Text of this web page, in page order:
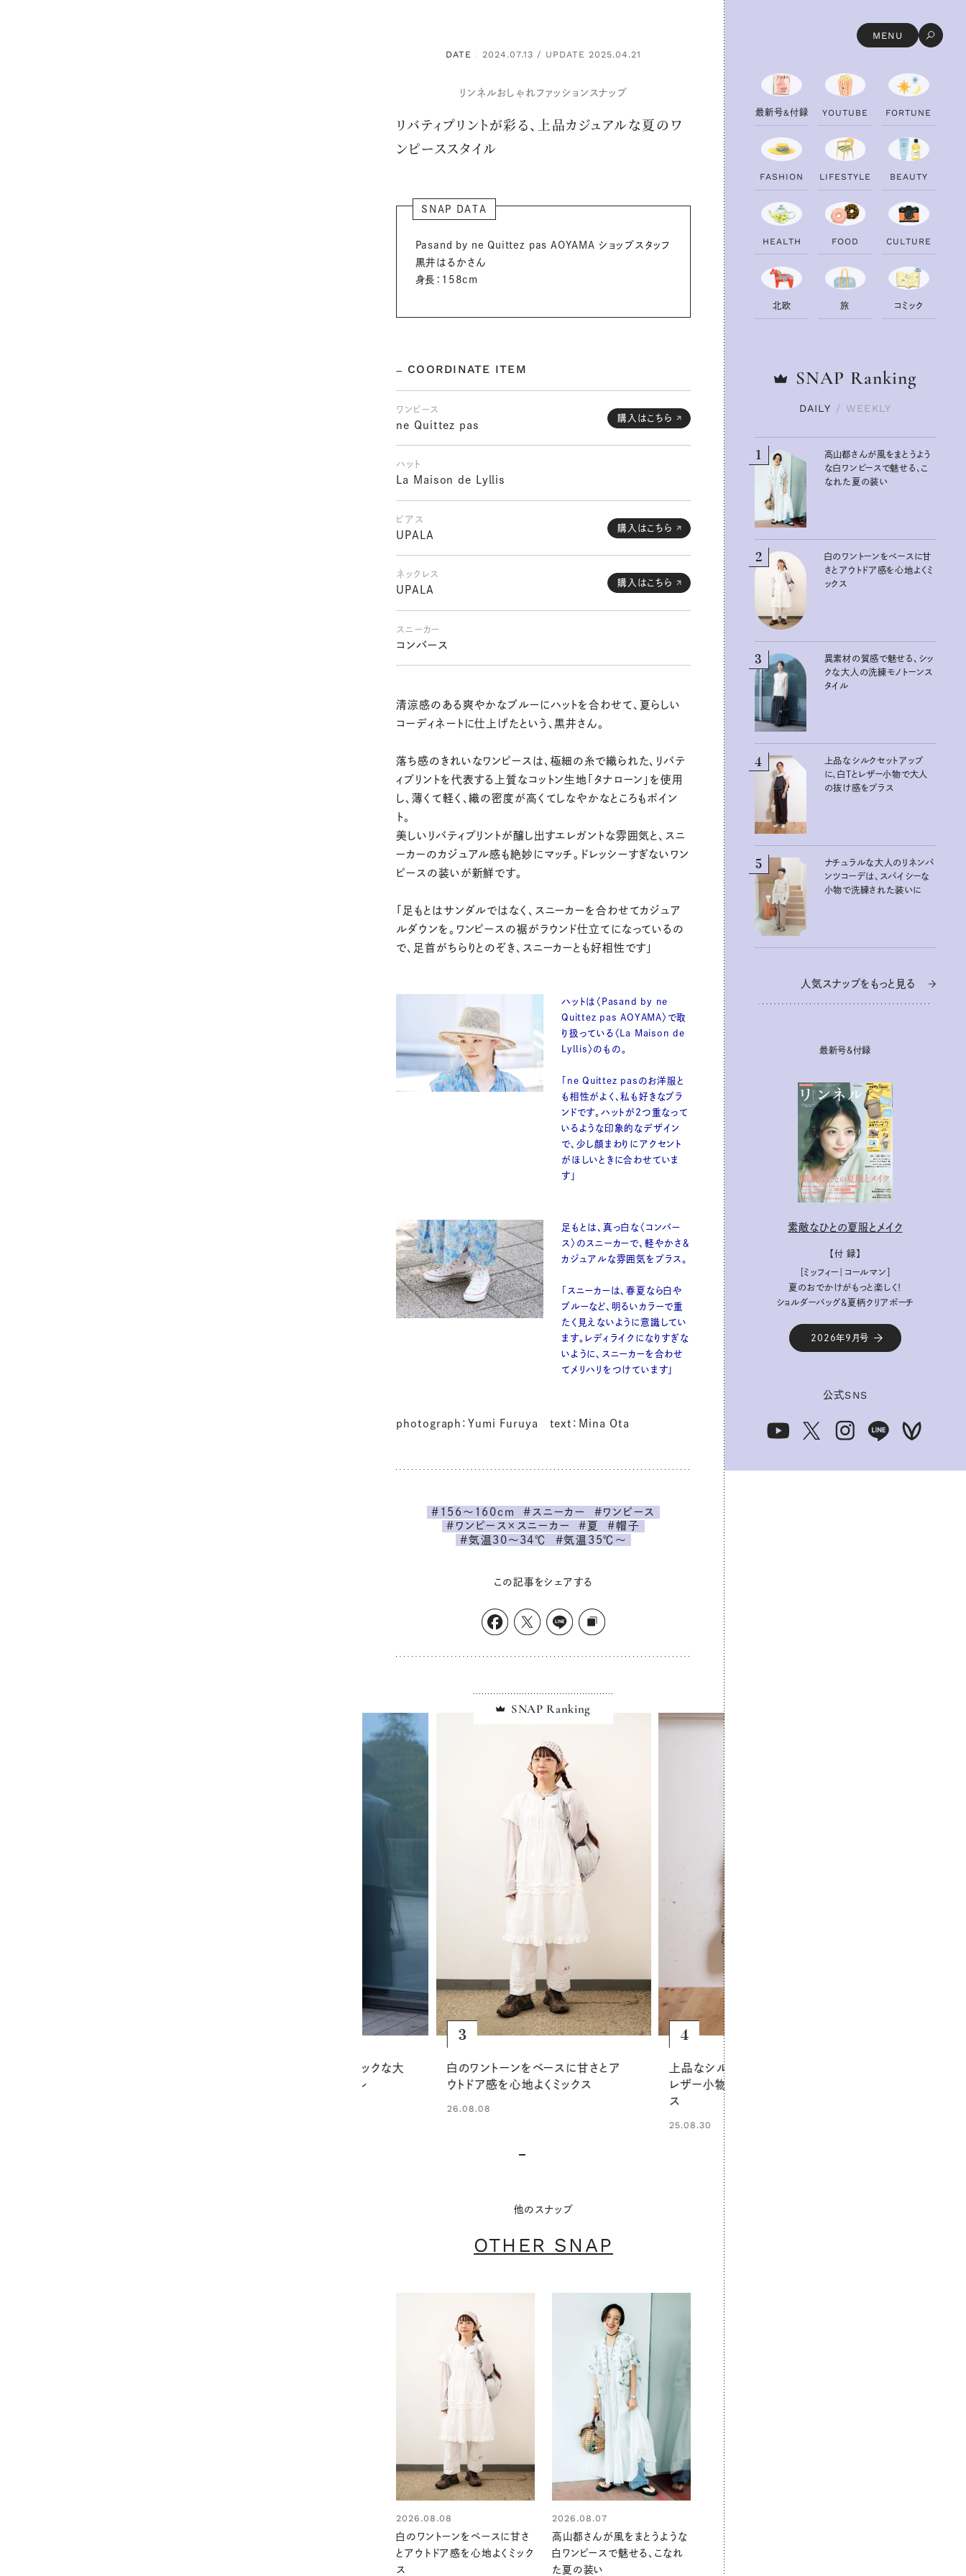
MENU
DATE
： 2024.07.13 / UPDATE 2025.04.21
リンネルおしゃれファッションスナップ
リバティプリントが彩る、上品カジュアルな夏のワ
ンピーススタイル
SNAP DATA
Pasand by ne Quittez pas AOYAMA ショップスタッフ
黒井はるかさん
身長：158cm
COORDINATE ITEM
ワンピース
ne Quittez pas
購入はこちら
ハット
La Maison de Lyllis
ピアス
UPALA
購入はこちら
ネックレス
UPALA
購入はこちら
スニーカー
コンバース
清涼感のある爽やかなブルーにハットを合わせて、夏らしい
コーディネートに仕上げたという、黒井さん。
落ち感のきれいなワンピースは、極細の糸で織られた、リバテ
ィプリントを代表する上質なコットン生地「タナローン」を使用
し、薄くて軽く、織の密度が高くてしなやかなところもポイン
ト。
美しいリバティプリントが醸し出すエレガントな雰囲気と、スニ
ーカーのカジュアル感も絶妙にマッチ。ドレッシーすぎないワン
ピースの装いが新鮮です。
「足もとはサンダルではなく、スニーカーを合わせてカジュア
ルダウンを。ワンピースの裾がラウンド仕立てになっているの
で、足首がちらりとのぞき、スニーカーとも好相性です」
ハットは〈Pasand by ne
Quittez pas AOYAMA〉で取
り扱っている〈La Maison de
Lyllis〉のもの。
「ne Quittez pasのお洋服と
も相性がよく、私も好きなブラ
ンドです。ハットが2つ重なって
いるような印象的なデザイン
で、少し顔まわりにアクセント
がほしいときに合わせていま
す」
足もとは、真っ白な〈コンバー
ス〉のスニーカーで、軽やかさ＆
カジュアルな雰囲気をプラス。
「スニーカーは、春夏なら白や
ブルーなど、明るいカラーで重
たく見えないように意識してい
ます。レディライクになりすぎな
いように、スニーカーを合わせ
てメリハリをつけています」
photograph：Yumi Furuya text：Mina Ota
#156～160cm #スニーカー
#ワンピース
#ワンピース×スニーカー
#夏
#帽子
#気温30～34℃
#気温35℃～
この記事をシェアする
SNAP Ranking
白のワントーンをベースに甘さとア
ウトドア感を心地よくミックス
4
上品なシルクセットアップに、白Tと
レザー小物で大人の抜け感をプラ
5
ナチュラルな大人のリネンパンツコ
ーデは、スパイシーな小物で洗練さ
れた装いに
26.06.14
他のスナップ
OTHER SNAP
2026.08.08
白のワントーンをベースに甘さ
とアウトドア感を心地よくミック
ス
2026.08.07
高山都さんが風をまとうような
白ワンピースで魅せる、こなれ
た夏の装い
最新号&付録 YOUTU B E FORTU N E
FAS H ION LI FESTYLE B EAUTY
H EALTH FOOD CU LTU RE
北欧 旅 コ ミ ック
SNAP Ranking
DAILY / WEEKLY
1
高山都さんが風をまとうよう
な白ワンピースで魅せる、こ
なれた夏の装い
2
白のワントーンをベースに甘
さとアウトドア感を心地よくミ
ックス
3
異素材の質感で魅せる、シッ
クな大人の洗練モノトーンス
タイル
4
上品なシルクセットアップ
に、白Tとレザー小物で大人
の抜け感をプラス
5
ナチュラルな大人のリネンパ
ンツコーデは、スパイシーな
小物で洗練された装いに
人気スナップをもっと見る
最新号＆付録
素敵なひとの夏服とメイク
【付 録】
［ミッフィー｜コールマン］
夏のおでかけがもっと楽しく！
ショルダーバッグ&夏柄クリアポーチ
2026年9月号
公式SNS
最新号&付録 YOUTU B E FORTU N E
FAS H ION LI FESTYLE B EAUTY
H EALTH FOOD CU LTU RE
北欧 旅 コ ミ ック
SNAP Ranking
DAILY / WEEKLY
1
高山都さんが風をまとうよう
な白ワンピースで魅せる、こ
なれた夏の装い
2
白のワントーンをベースに甘
さとアウトドア感を心地よくミ
ックス
3
異素材の質感で魅せる、シッ
クな大人の洗練モノトーンス
タイル
4
上品なシルクセットアップ
に、白Tとレザー小物で大人
の抜け感をプラス
5
ナチュラルな大人のリネンパ
ンツコーデは、スパイシーな
小物で洗練された装いに
人気スナップをもっと見る
最新号＆付録
素敵なひとの夏服とメイク
【付 録】
［ミッフィー｜コールマン］
夏のおでかけがもっと楽しく！
ショルダーバッグ&夏柄クリアポーチ
2026年9月号
公式SNS